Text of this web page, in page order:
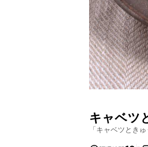
キャベツ
「キャベツとき